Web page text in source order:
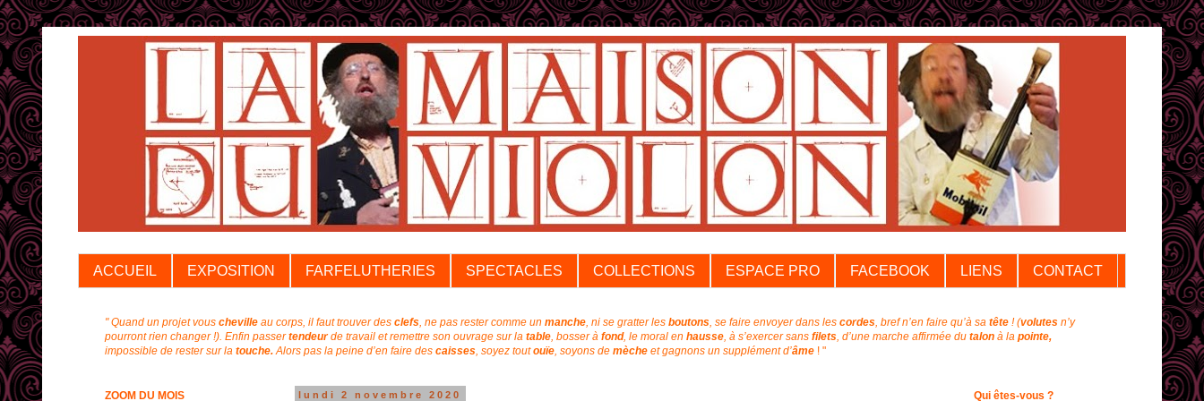
ACCUEIL EXPOSITION FARFELUTHERIES SPECTACLES COLLECTIONS ESPACE PRO FACEBOOK LIENS CONTACT
" Quand un projet vous cheville au corps, il faut trouver des clefs, ne pas rester comme un manche, ni se gratter les boutons, se faire envoyer dans les cordes, bref n’en faire qu’à sa tête !(volutes n’y
pourront rien changer !). Enfin passertendeurde travail et remettre son ouvrage sur la table, bosser à fond, le moral en hausse, à s’exercer sans filets, d’une marche affirmée du talon à la pointe,
impossible de rester sur la touche.Alors pas la peine d’en faire des caisses, soyez toutouïe, soyons de mèche et gagnons un supplément d’âme ! "
lundi 2 novembre 2020
ZOOM DU MOIS Qui êtes-vous ?